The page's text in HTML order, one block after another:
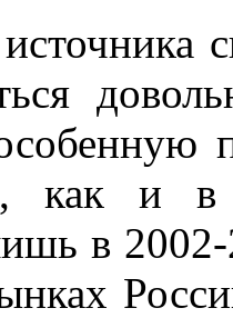
как и
в